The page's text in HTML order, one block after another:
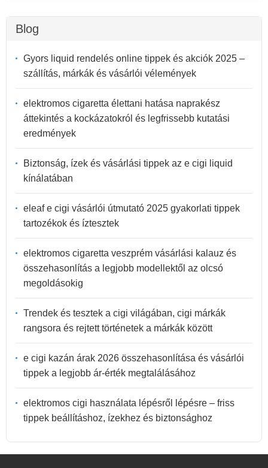
Blog
Gyors liquid rendelés online tippek és akciók 2025 –
szállítás, márkák és vásárlói vélemények
elektromos cigaretta élettani hatása naprakész
áttekintés a kockázatokról és legfrissebb kutatási
eredmények
Biztonság, ízek és vásárlási tippek az e cigi liquid
kínálatában
eleaf e cigi vásárlói útmutató 2025 gyakorlati tippek
tartozékok és íztesztek
elektromos cigaretta veszprém vásárlási kalauz és
összehasonlítás a legjobb modellektől az olcsó
megoldásokig
Trendek és tesztek a cigi világában, cigi márkák
rangsora és rejtett történetek a márkák között
e cigi kazán árak 2026 összehasonlítása és vásárlói
tippek a legjobb ár-érték megtalálásához
elektromos cigi használata lépésről lépésre – friss
tippek beállításhoz, ízekhez és biztonsághoz